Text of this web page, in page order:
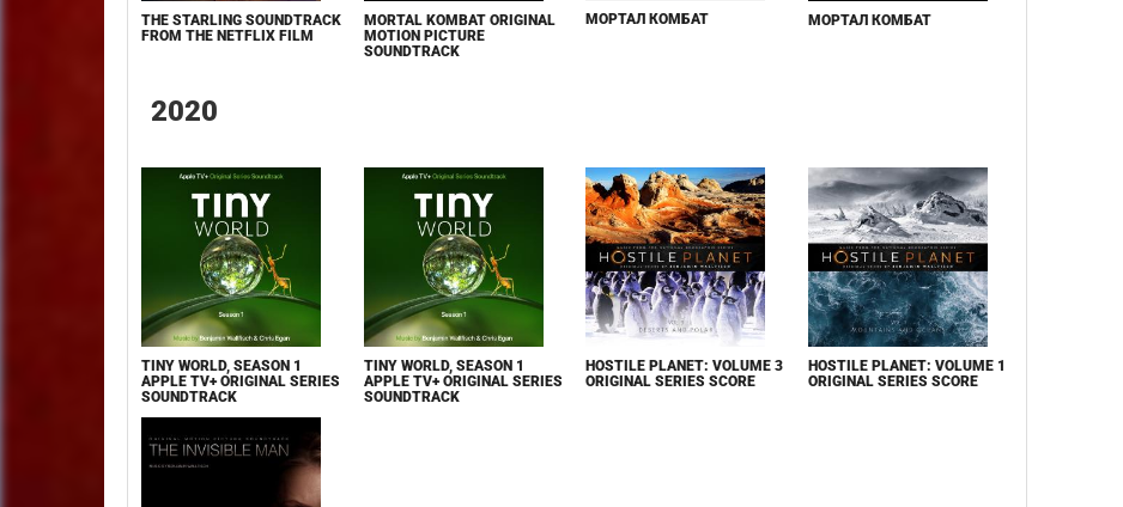
THE STARLING SOUNDTRACK
FROM THE NETFLIX FILM
MORTAL KOMBAT ORIGINAL
MOTION PICTURE
SOUNDTRACK
МОРТАЛ КОМБАТ МОРТАЛ КОМБАТ
2020
TINY WORLD, SEASON 1
APPLE TV+ ORIGINAL SERIES
SOUNDTRACK
TINY WORLD, SEASON 1
APPLE TV+ ORIGINAL SERIES
SOUNDTRACK
HOSTILE PLANET: VOLUME 3
ORIGINAL SERIES SCORE
HOSTILE PLANET: VOLUME 1
ORIGINAL SERIES SCORE